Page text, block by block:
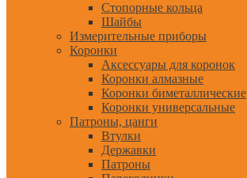
Стопорные кольца
Шайбы
Измерительные приборы
Коронки
Аксессуары для коронок
Коронки алмазные
Коронки биметаллические
Коронки универсальные
Патроны, цанги
Втулки
Державки
Патроны